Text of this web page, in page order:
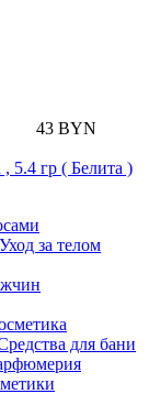
43 BYN
5.4 гр ( Белита )
Уход за телом
для бани